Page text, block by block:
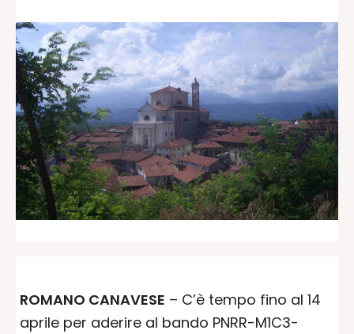
Privacy Policy
Condizioni di utilizzo
Normativa sul fact-checking
Normativa sulle correzioni
Normativa deontologica
ROMANO CANAVESE – C’è tempo fino al 14
aprile per aderire al bando PNRR-M1C3-